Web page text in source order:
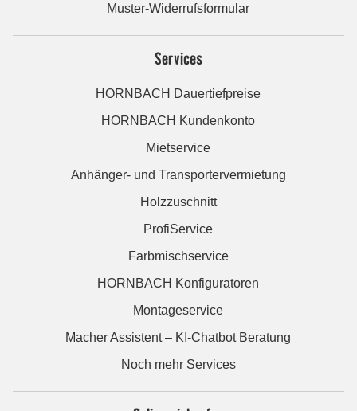
Muster-Widerrufsformular
Services
HORNBACH Dauertiefpreise
HORNBACH Kundenkonto
Mietservice
Anhänger- und Transportervermietung
Holzzuschnitt
ProfiService
Farbmischservice
HORNBACH Konfiguratoren
Montageservice
Macher Assistent – KI-Chatbot Beratung
Noch mehr Services